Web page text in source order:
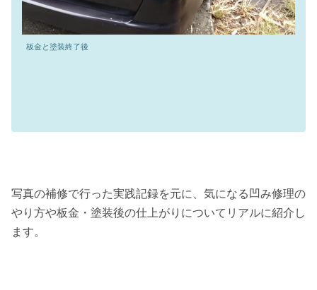
板金と塗装終了後
写真の補修で行った実践記録を元に、気になる凹み修理の
やり方や板金・塗装後の仕上がりについてリアルに紹介し
ます。